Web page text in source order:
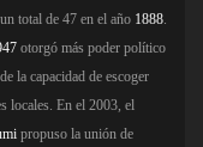
total de 47 en el año 1888.
otorgó más poder político
la capacidad de escoger
locales. En el 2003, el
propuso la unión de